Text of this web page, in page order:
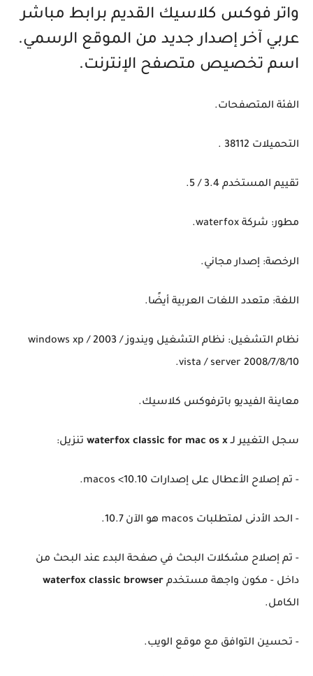
واتر فوكس كلاسيك القديم برابط مباشر
عربي آخر إصدار جديد من الموقع الرسمي.
اسم تخصيص متصفح الإنترنت.
الفئة المتصفحات.
التحميلات 38112 .
تقييم المستخدم 3.4 / 5.
مطور: شركة waterfox.
الرخصة: إصدار مجاني.
اللغة: متعدد اللغات العربية أيضًا.
نظام التشغيل: نظام التشغيل ويندوز windows xp / 2003 /
vista / server 2008/7/8/10.
معاينة الفيديو باترفوكس كلاسيك.
سجل التغيير لـwaterfox classic for mac os x تنزيل:
- تم إصلاح الأعطال على إصدارات macos <10.10.
- الحد الأدنى لمتطلبات macos هو الآن 10.7.
- تم إصلاح مشكلات البحث في صفحة البدء عند البحث من
داخل - مكون واجهة مستخدم waterfox classic browser
الكامل.
- تحسين التوافق مع موقع الويب.